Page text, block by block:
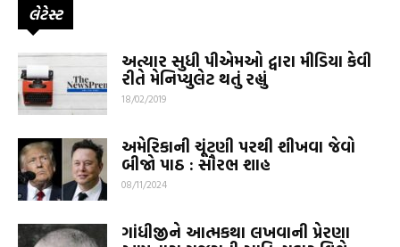
લેટેસ્ટ
અત્યાર સુધી પીએમઓ દ્વારા મીડિયા કેવી
રીતે મેનિપ્યુલેટ થતું રહ્યું
18/02/2019
અમેરિકાની ચૂંટણી પરથી શીખવા જેવો
બીજો પાઠ : સૌરભ શાહ
08/11/2024
ગાંધીજીને આત્મકથા લખવાની પ્રેરણા